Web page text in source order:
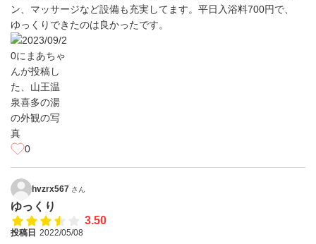
ン、マッサージなど設備も充実してます。平日入浴料700円で、
ゆっくりできたのは良かったです。
0
hvzrx567 さん
ゆっくり
3.50
投稿日 2022/05/08